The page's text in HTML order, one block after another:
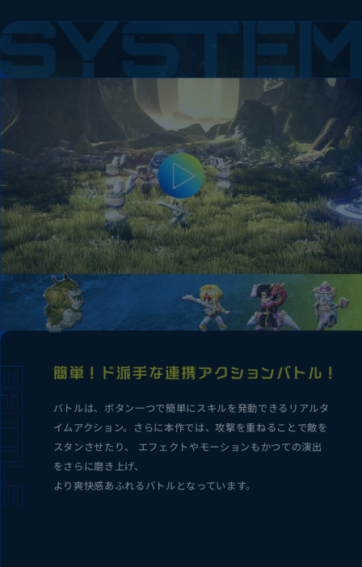
バトルは、ボタン一つで簡単にスキルを発動できるリアルタ
イムアクション。 さらに本作では、攻撃を重ねることで敵を
スタンさせたり、 エフェクトやモーションもかつての演出
をさらに磨き上げ、
より爽快感あふれるバトルとなっています。